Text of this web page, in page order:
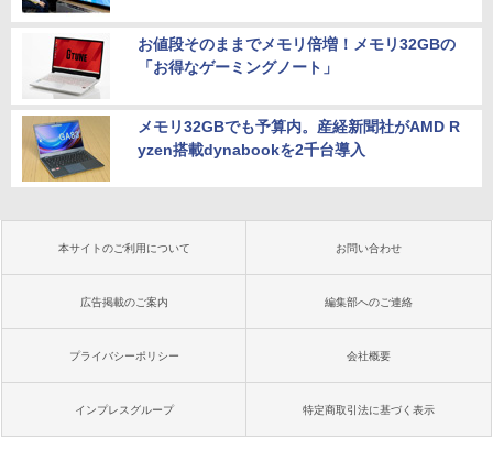
お値段そのままでメモリ倍増！メモリ32GBの
「お得なゲーミングノート」
メモリ32GBでも予算内。産経新聞社がAMD R
yzen搭載dynabookを2千台導入
本サイトのご利用について お問い合わせ
広告掲載のご案内 編集部へのご連絡
プライバシーポリシー 会社概要
インプレスグループ 特定商取引法に基づく表示